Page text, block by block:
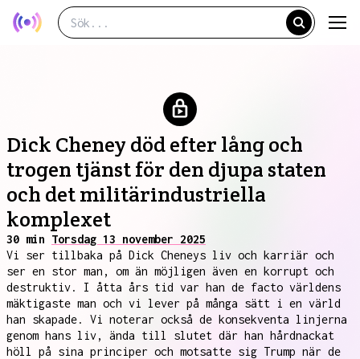
Dick Cheney död efter lång och
trogen tjänst för den djupa staten
och det militärindustriella
komplexet
30 min Torsdag 13 november 2025
Vi ser tillbaka på Dick Cheneys liv och karriär och
ser en stor man, om än möjligen även en korrupt och
destruktiv. I åtta års tid var han de facto världens
mäktigaste man och vi lever på många sätt i en värld
han skapade. Vi noterar också de konsekventa linjerna
genom hans liv, ända till slutet där han hårdnackat
höll på sina principer och motsatte sig Trump när de